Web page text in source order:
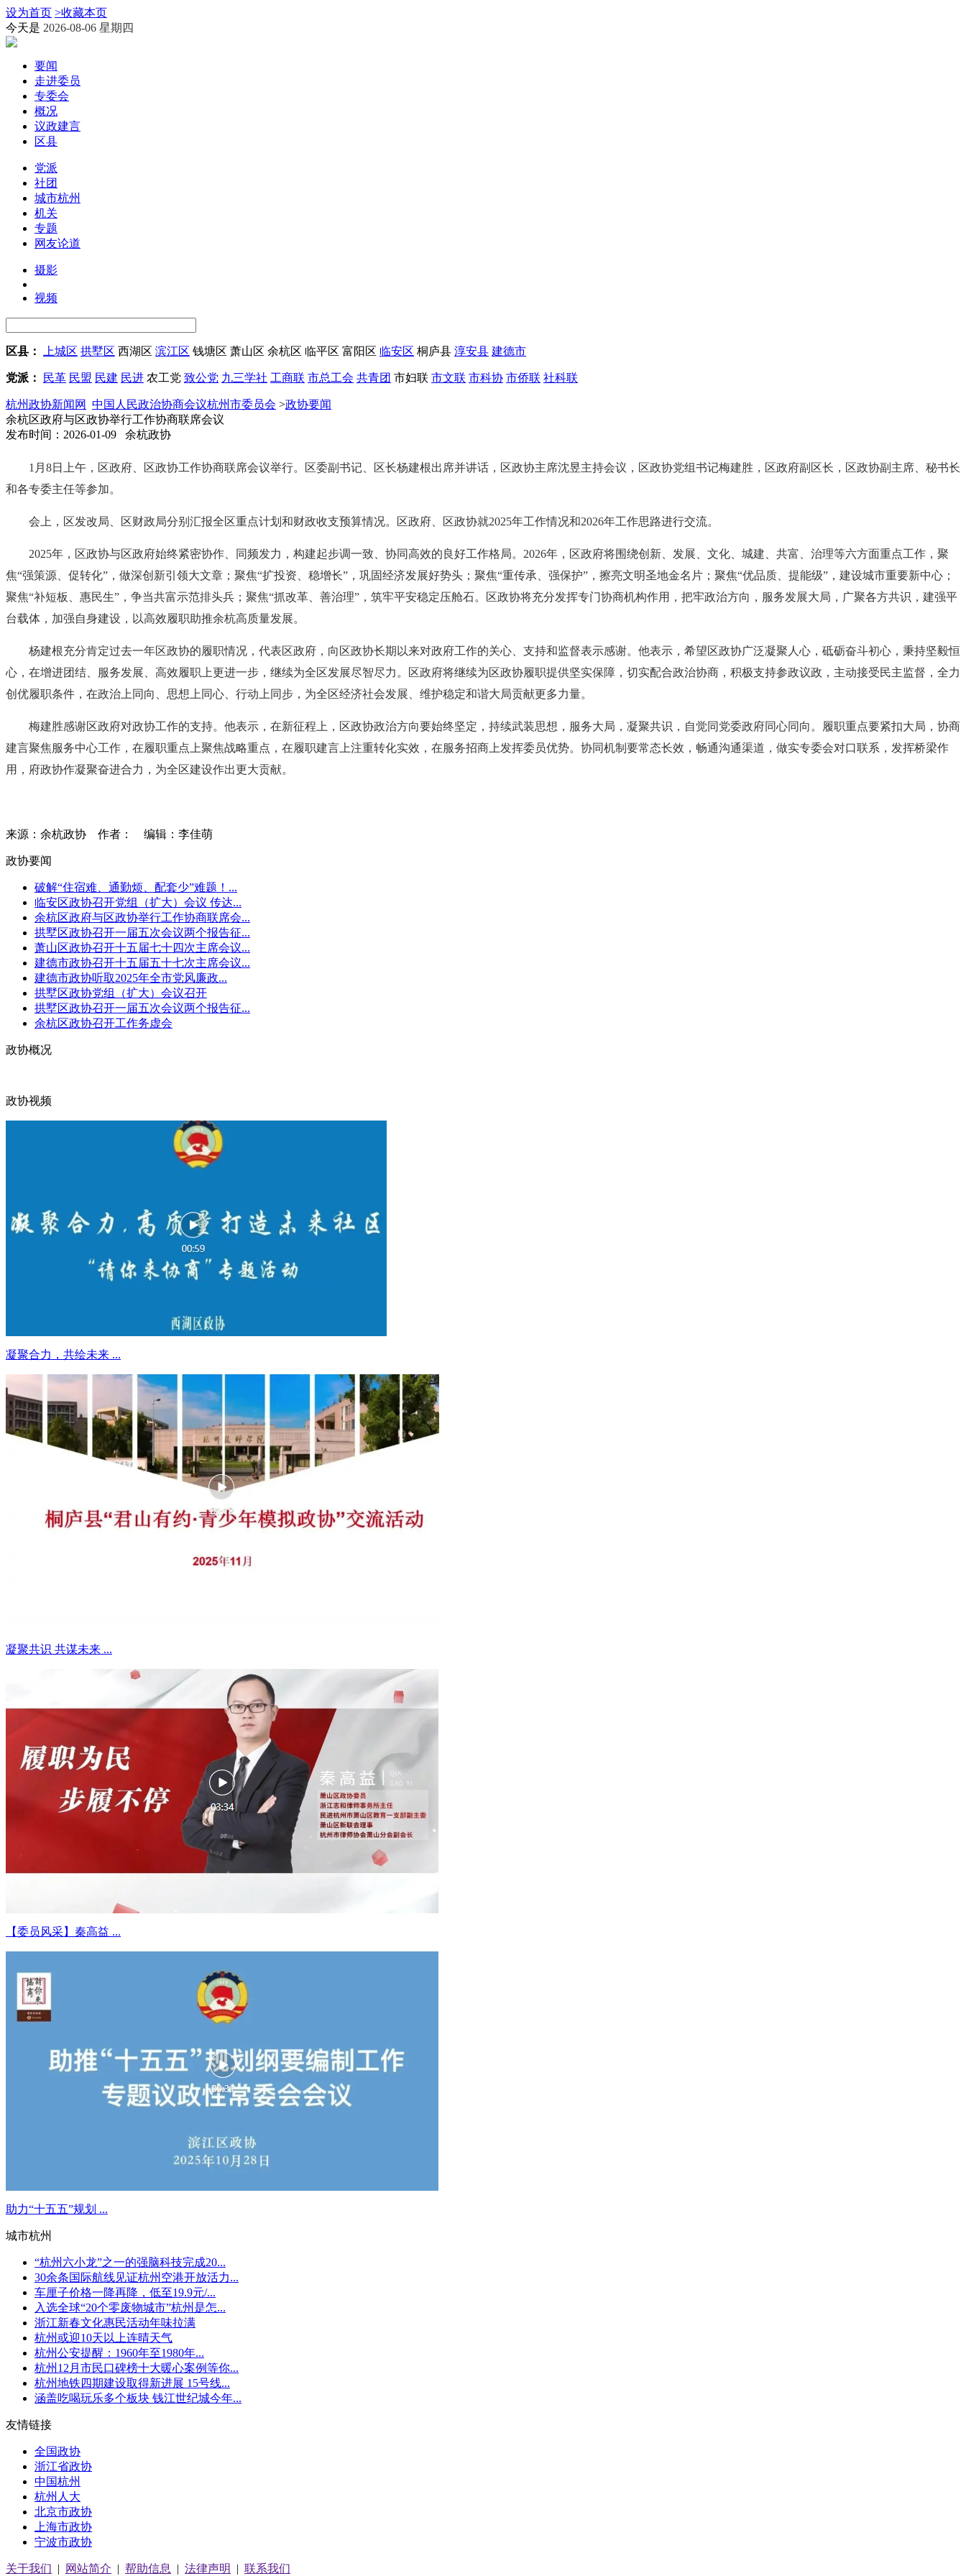
设为首页 >收藏本页
今天是 2026-08-06 星期四
要闻
走进委员
专委会
概况
议政建言
区县
党派
社团
城市杭州
机关
专题
网友论道
摄影
视频
区县： 上城区 拱墅区 西湖区 滨江区 钱塘区 萧山区 余杭区 临平区 富阳区 临安区 桐庐县 淳安县 建德市
党派： 民革 民盟 民建 民进 农工党 致公党 九三学社 工商联 市总工会 共青团 市妇联 市文联 市科协 市侨联 社科联
杭州政协新闻网 中国人民政治协商会议杭州市委员会 >政协要闻
余杭区政府与区政协举行工作协商联席会议
发布时间：2026-01-09 余杭政协
1月8日上午， 区政府、区政协工作协商联席会议举行。区委副书记、区长杨建根出席并讲话，区政协主席沈昱主持会议，区政协党组书记梅建胜，区政府副区长，区政协副主席、秘书长
和各专委主任等参加。
会上，区发改局、区财政局分别汇报全区重点计划和财政收支预算情况。区政府、区政协就2025年工作情况和2026年工作思路进行交流。
2025年，区政协与区政府始终紧密协作、同频发力，构建起步调一致、协同高效的良好工作格局。2026年，区政府将围绕创新、发展、文化、城建、共富、治理等六方面重点工作，聚
焦“强策源、促转化”，做深创新引领大文章；聚焦“扩投资、稳增长”，巩固经济发展好势头；聚焦“重传承、强保护”，擦亮文明圣地金名片；聚焦“优品质、提能级”，建设城市重要新中心；
聚焦“补短板、惠民生”，争当共富示范排头兵；聚焦“抓改革、善治理”，筑牢平安稳定压舱石。区政协将充分发挥专门协商机构作用，把牢政治方向，服务发展大局，广聚各方共识，建强平
台载体，加强自身建设，以高效履职助推余杭高质量发展。
杨建根充分肯定过去一年区政协的履职情况，代表区政府，向区政协长期以来对政府工作的关心、支持和监督表示感谢。他表示，希望区政协广泛凝聚人心，砥砺奋斗初心，秉持坚毅恒
心，在增进团结、服务发展、高效履职上更进一步，继续为全区发展尽智尽力。区政府将继续为区政协履职提供坚实保障，切实配合政治协商，积极支持参政议政，主动接受民主监督，全力
创优履职条件，在政治上同向、思想上同心、行动上同步，为全区经济社会发展、维护稳定和谐大局贡献更多力量。
梅建胜感谢区政府对政协工作的支持。他表示，在新征程上，区政协政治方向要始终坚定，持续武装思想，服务大局，凝聚共识，自觉同党委政府同心同向。履职重点要紧扣大局，协商
建言聚焦服务中心工作，在履职重点上聚焦战略重点，在履职建言上注重转化实效，在服务招商上发挥委员优势。协同机制要常态长效，畅通沟通渠道，做实专委会对口联系，发挥桥梁作
用，府政协作凝聚奋进合力，为全区建设作出更大贡献。
来源：余杭政协 作者： 编辑：李佳萌
政协要闻
破解“住宿难、通勤烦、配套少”难题！...
临安区政协召开党组（扩大）会议 传达...
余杭区政府与区政协举行工作协商联席会...
拱墅区政协召开一届五次会议两个报告征...
萧山区政协召开十五届七十四次主席会议...
建德市政协召开十五届五十七次主席会议...
建德市政协听取2025年全市党风廉政...
拱墅区政协党组（扩大）会议召开
拱墅区政协召开一届五次会议两个报告征...
余杭区政协召开工作务虚会
政协概况
政协视频
凝聚合力，共绘未来 ...
凝聚共识 共谋未来 ...
【委员风采】秦高益 ...
助力“十五五”规划 ...
城市杭州
“杭州六小龙”之一的强脑科技完成20...
30余条国际航线见证杭州空港开放活力...
车厘子价格一降再降，低至19.9元/...
入选全球“20个零废物城市”杭州是怎...
浙江新春文化惠民活动年味拉满
杭州或迎10天以上连晴天气
杭州公安提醒：1960年至1980年...
杭州12月市民口碑榜十大暖心案例等你...
杭州地铁四期建设取得新进展 15号线...
涵盖吃喝玩乐多个板块 钱江世纪城今年...
友情链接
全国政协
浙江省政协
中国杭州
杭州人大
北京市政协
上海市政协
宁波市政协
关于我们 | 网站简介 | 帮助信息 | 法律声明 | 联系我们